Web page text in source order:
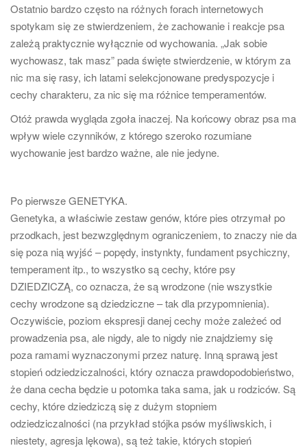
Ostatnio bardzo często na różnych forach internetowych
spotykam się ze stwierdzeniem, że zachowanie i reakcje psa
zależą praktycznie wyłącznie od wychowania. „Jak sobie
wychowasz, tak masz” pada święte stwierdzenie, w którym za
nic ma się rasy, ich latami selekcjonowane predyspozycje i
cechy charakteru, za nic się ma różnice temperamentów.
Otóż prawda wygląda zgoła inaczej. Na końcowy obraz psa ma
wpływ wiele czynników, z którego szeroko rozumiane
wychowanie jest bardzo ważne, ale nie jedyne.
Po pierwsze GENETYKA.
Genetyka, a właściwie zestaw genów, które pies otrzymał po
przodkach, jest bezwzględnym ograniczeniem, to znaczy nie da
się poza nią wyjść – popędy, instynkty, fundament psychiczny,
temperament itp., to wszystko są cechy, które psy
DZIEDZICZĄ, co oznacza, że są wrodzone (nie wszystkie
cechy wrodzone są dziedziczne – tak dla przypomnienia).
Oczywiście, poziom ekspresji danej cechy może zależeć od
prowadzenia psa, ale nigdy, ale to nigdy nie znajdziemy się
poza ramami wyznaczonymi przez naturę. Inną sprawą jest
stopień odziedziczalności, który oznacza prawdopodobieństwo,
że dana cecha będzie u potomka taka sama, jak u rodziców. Są
cechy, które dziedziczą się z dużym stopniem
odziedziczalności (na przykład stójka psów myśliwskich, i
niestety, agresja lękowa), są też takie, których stopień